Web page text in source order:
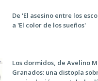
De 'El asesino entre los
a 'El color de los sueños'
Los dormidos, de Avelino
Granados: una distopía